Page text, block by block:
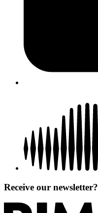
Receive our newsletter?